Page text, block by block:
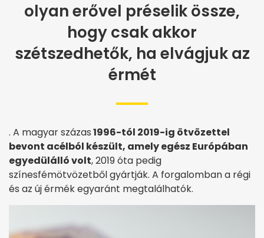
olyan erővel préselik össze,
hogy csak akkor
szétszedhetők, ha elvágjuk az
érmét
. A magyar százas1996-tól 2019-ig ötvözettel
bevont acélból készült, amely egész Európában
egyedülálló volt, 2019 óta pedig
színesfémötvözetből gyártják. A forgalomban a régi
és az új érmék egyaránt megtalálhatók.